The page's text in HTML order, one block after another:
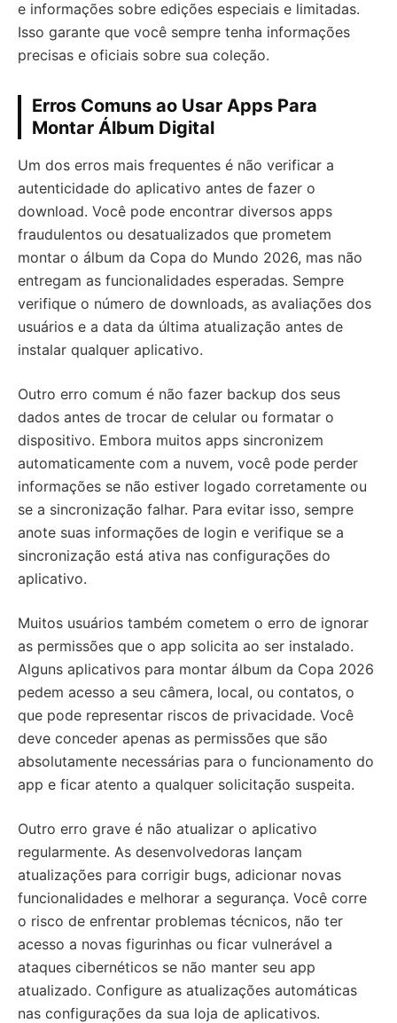
e informações sobre edições especiais e limitadas.
Isso garante que você sempre tenha informações
precisas e oficiais sobre sua coleção.
Erros Comuns ao Usar Apps Para
Montar Álbum Digital
Um dos erros mais frequentes é não verificar a
autenticidade do aplicativo antes de fazer o
download. Você pode encontrar diversos apps
fraudulentos ou desatualizados que prometem
montar o álbum da Copa do Mundo 2026, mas não
entregam as funcionalidades esperadas. Sempre
verifique o número de downloads, as avaliações dos
usuários e a data da última atualização antes de
instalar qualquer aplicativo.
Outro erro comum é não fazer backup dos seus
dados antes de trocar de celular ou formatar o
dispositivo. Embora muitos apps sincronizem
automaticamente com a nuvem, você pode perder
informações se não estiver logado corretamente ou
se a sincronização falhar. Para evitar isso, sempre
anote suas informações de login e verifique se a
sincronização está ativa nas configurações do
aplicativo.
Muitos usuários também cometem o erro de ignorar
as permissões que o app solicita ao ser instalado.
Alguns aplicativos para montar álbum da Copa 2026
pedem acesso a seu câmera, local, ou contatos, o
que pode representar riscos de privacidade. Você
deve conceder apenas as permissões que são
absolutamente necessárias para o funcionamento do
app e ficar atento a qualquer solicitação suspeita.
Outro erro grave é não atualizar o aplicativo
regularmente. As desenvolvedoras lançam
atualizações para corrigir bugs, adicionar novas
funcionalidades e melhorar a segurança. Você corre
o risco de enfrentar problemas técnicos, não ter
acesso a novas figurinhas ou ficar vulnerável a
ataques cibernéticos se não manter seu app
atualizado. Configure as atualizações automáticas
nas configurações da sua loja de aplicativos.